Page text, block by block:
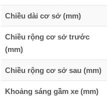
Chiều dài cơ sở (mm)
Chiều rộng cơ sở trước
(mm)
Chiều rộng cơ sở sau (mm)
Khoảng sáng gầm xe (mm)